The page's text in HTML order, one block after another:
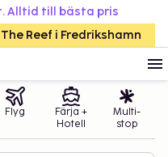
Alltid till bästa pris
Reef i Fredrikshamn
Flyg
Färja +
Hotell
Multi-
stop